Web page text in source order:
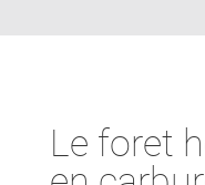
Le foret